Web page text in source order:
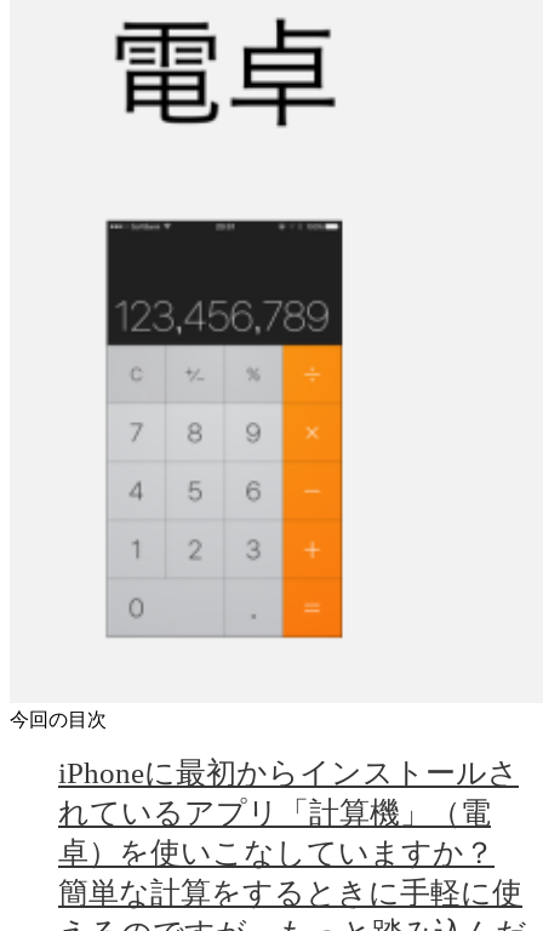
今回の目次
iPhoneに最初からインストールさ
れているアプリ「計算機」（電
卓）を使いこなしていますか？
簡単な計算をするときに手軽に使